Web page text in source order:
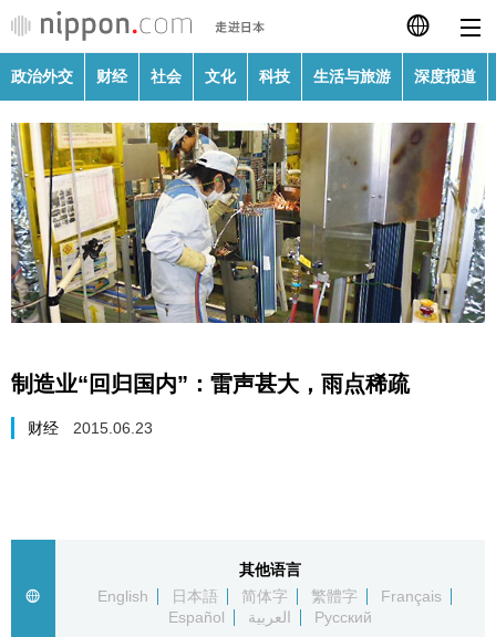
日本語
English
繁體字
Français
Español
政治外交
财经
文化
深度报道
政治外交 财经 社会 文化 科技 生活与旅游 深度报道
制造业“回归国内”：雷声甚大，雨点稀疏
财经 2015.06.23
其他语言
English
日本語 简体字 繁體字
Français
Español
العربية Русский